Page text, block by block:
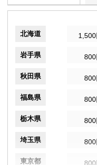
北海道 1,500
岩手県 800
秋田県 800
福島県 800
栃木県 800
埼玉県 800
東京都 800